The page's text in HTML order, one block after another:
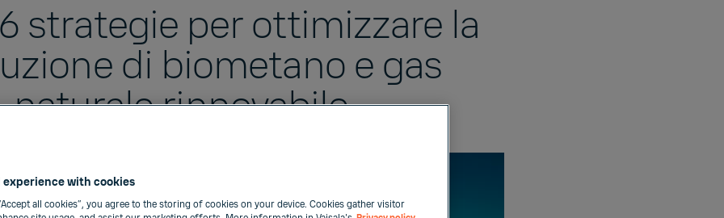
strategie per ottimizzare la
di biometano e gas
naturale rinnovabile
experience with cookies
all cookies”, you agree to the storing of cookies on your device. Cookies gather visitor